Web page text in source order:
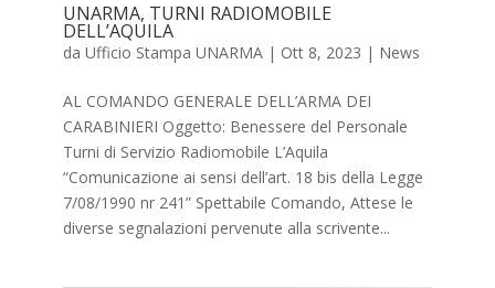
UNARMA, TURNI RADIOMOBILE
DELL’AQUILA
da Ufficio Stampa UNARMA| Ott 8, 2023 | News
AL COMANDO GENERALE DELL’ARMA DEI
CARABINIERI Oggetto: Benessere del Personale
Turni di Servizio Radiomobile L’Aquila
“Comunicazione ai sensi dell’art. 18 bis della Legge
7/08/1990 nr 241” Spettabile Comando, Attese le
diverse segnalazioni pervenute alla scrivente...